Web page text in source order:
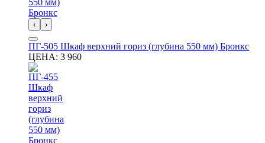
‹ ›
ПГ-505 Шкаф верхний гориз (глубина 550 мм) Бронкс
ЦЕНА: 3 960